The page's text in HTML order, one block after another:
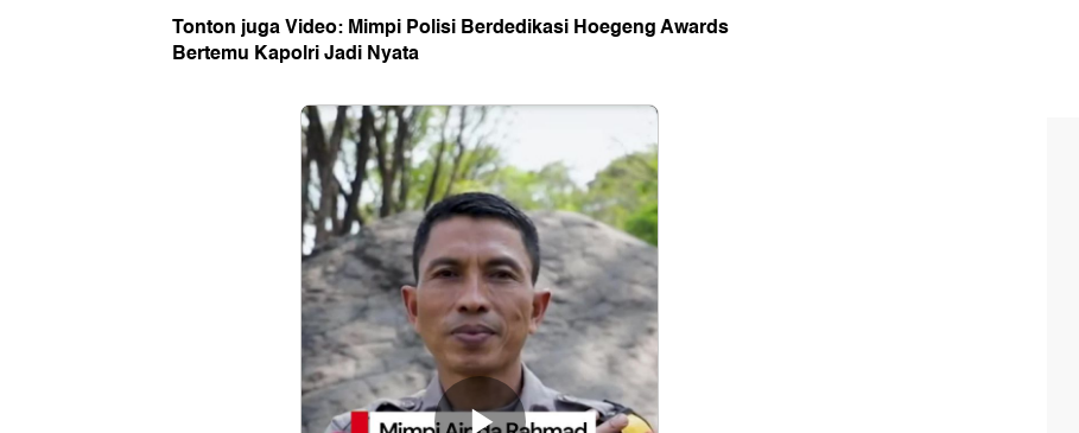
Tonton juga Video: Mimpi Polisi Berdedikasi Hoegeng Awards
Bertemu Kapolri Jadi Nyata